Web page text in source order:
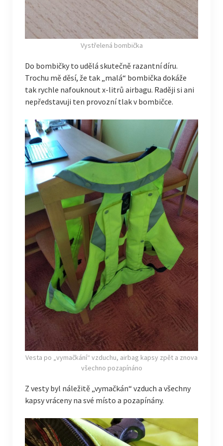
Vystřelená bombička
Do bombičky to udělá skutečně razantní díru.
Trochu mě děsí, že tak „malá“ bombička dokáže
tak rychle nafouknout x-litrů airbagu. Raději si ani
nepředstavuji ten provozní tlak v bombičce.
Vesta po „vymačkání“ vzduchu, airbag kapsy zpět a znova
všechno pozapínáno
Z vesty byl náležitě „vymačkán“ vzduch a všechny
kapsy vráceny na své místo a pozapínány.